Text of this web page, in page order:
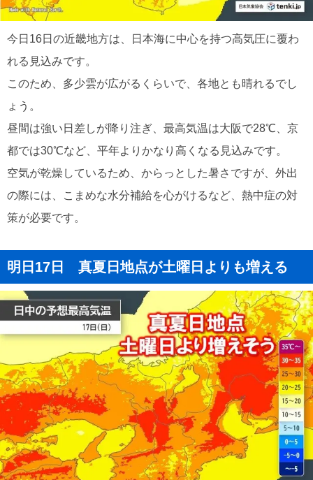
今日16日の近畿地方は、日本海に中心を持つ高気圧に覆わ
れる見込みです。
このため、多少雲が広がるくらいで、各地とも晴れるでし
ょう。
昼間は強い日差しが降り注ぎ、最高気温は大阪で28℃、京
都では30℃など、平年よりかなり高くなる見込みです。
空気が乾燥しているため、からっとした暑さですが、外出
の際には、こまめな水分補給を心がけるなど、熱中症の対
策が必要です。
明日17日 真夏日地点が土曜日よりも増える